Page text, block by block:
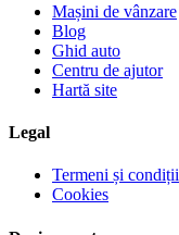
Mașini de vânzare
Blog
Ghid auto
Centru de ajutor
Hartă site
Legal
Termeni și condiții
Cookies